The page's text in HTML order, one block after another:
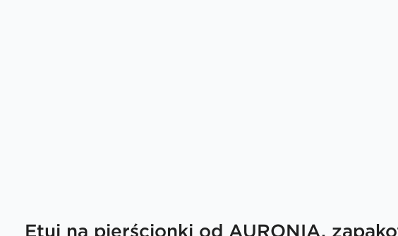
Etui na pierścionki od AURONIA,